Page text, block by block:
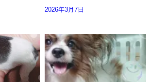
2026年3月7日